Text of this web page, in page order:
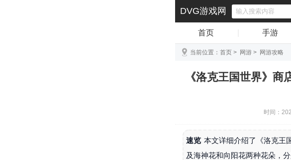
DVG游戏网
首页 手游
当前位置： 首页 > 网游 > 网游攻略
《洛克王国世界》
时间：
速览 本文详细介绍了《洛克王
及海神花和向阳花两种花朵，